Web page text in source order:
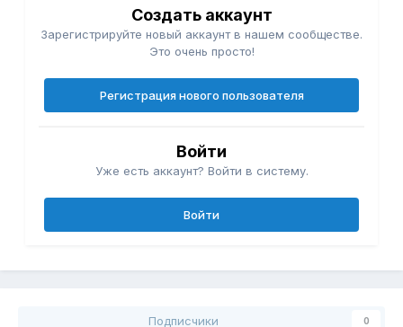
Создать аккаунт
Зарегистрируйте новый аккаунт в нашем сообществе.
Это очень просто!
Регистрация нового пользователя
Войти
Уже есть аккаунт? Войти в систему.
Войти
Подписчики 0